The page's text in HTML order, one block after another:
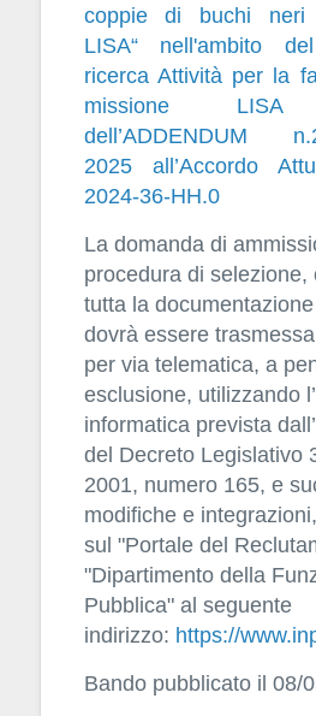
coppie di buchi neri
LISA“ nell'ambito
ricerca Attività per la
missione LISA
dell’ADDENDUM
2025 all’Accordo
2024-36-HH.0
La domanda di
procedura di selezione,
tutta la
dovrà essere
per via telematica, a
esclusione, utilizzando
informatica prevista
del Decreto Legislativo
2001, numero 165, e
modifiche e
sul "Portale del
"Dipartimento della
Pubblica" al seguente
indirizzo: https://
Bando pubblicato il 08/